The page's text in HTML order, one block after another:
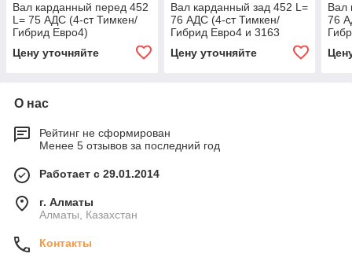
Вал карданный перед 452
L= 75 АДС (4-ст Тимкен/
Гибрид Евро4)
Цену уточняйте
Вал карданный зад 452 L=
76 АДС (4-ст Тимкен/
Гибрид Евро4 и 3163
(гарантия 4 года)
Цену уточняйте
Вал
76
О нас
Рейтинг не сформирован
Менее 5 отзывов за последний год
Работает с 29.01.2014
г. Алматы
Алматы, Казахстан
Контакты